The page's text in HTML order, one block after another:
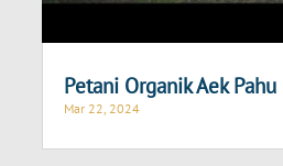
Petani Organik Aek Pahu
Mar 22, 2024